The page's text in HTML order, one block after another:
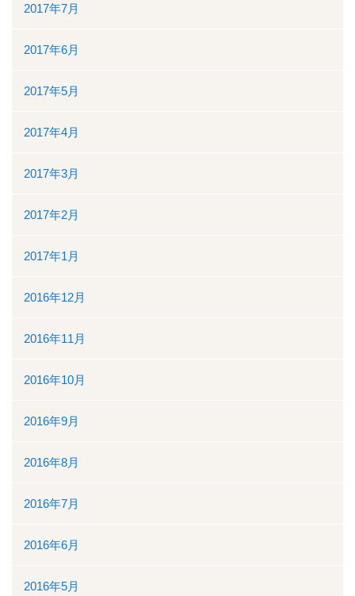
2017年7月
2017年6月
2017年5月
2017年4月
2017年3月
2017年2月
2017年1月
2016年12月
2016年11月
2016年10月
2016年9月
2016年8月
2016年7月
2016年6月
2016年5月